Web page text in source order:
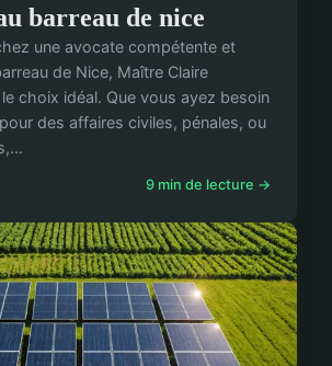
barreau de nice
une avocate compétente et
de Nice, Maître Claire
choix idéal. Que vous ayez besoin
des affaires civiles, pénales, ou
9 min de lecture →